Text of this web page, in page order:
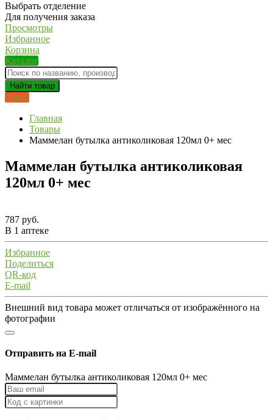
Выбрать отделение
Для получения заказа
Просмотры
Избранное
Корзина
Каталог
Найти товар
0 руб.
Главная
Товары
Маммелан бутылка антиколиковая 120мл 0+ мес
Маммелан бутылка антиколиковая
120мл 0+ мес
787 руб.
В 1 аптеке
Избранное
Поделиться
QR-код
E-mail
Внешний вид товара может отличаться от изображённого на
фотографии
Отправить на E-mail
Маммелан бутылка антиколиковая 120мл 0+ мес